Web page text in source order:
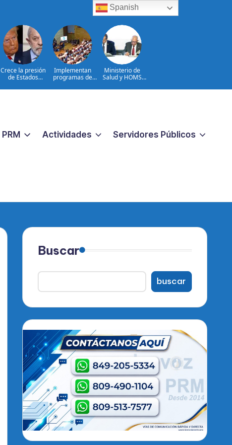
Crece la presión
de Estados
Brasil
Implementan
programas de
huertos como
Ministerio de
Salud y HOMS
para fortalecer la
PRM Actividades Servidores Públicos
Buscar
buscar
Spanish